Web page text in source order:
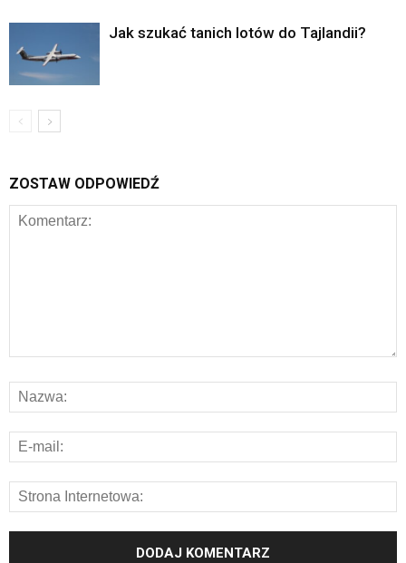
Jak szukać tanich lotów do Tajlandii?
ZOSTAW ODPOWIEDŹ